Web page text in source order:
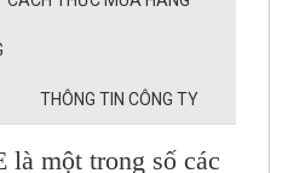
THÔNG TIN CÔNG TY